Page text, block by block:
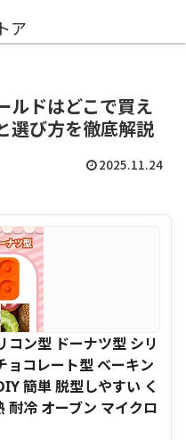
ア
ルドはどこで買え
選び方を徹底解説
2025.11.24
コン型 ドーナツ型 シリ
ョコレート型 ベーキン
簡単 脱型しやすい く
耐冷 オーブン マイクロ